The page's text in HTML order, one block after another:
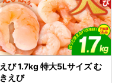
えび 1.7kg 特大5Lサイズ む
きえび